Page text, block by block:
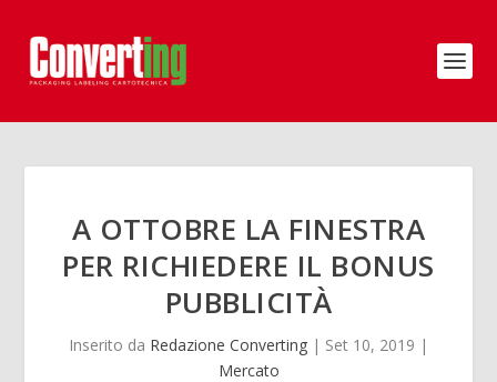
A OTTOBRE LA FINESTRA
PER RICHIEDERE IL BONUS
PUBBLICITÀ
Inserito da Redazione Converting | Set 10, 2019 |
Mercato